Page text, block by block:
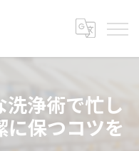
洗浄術で忙し
保つコツを